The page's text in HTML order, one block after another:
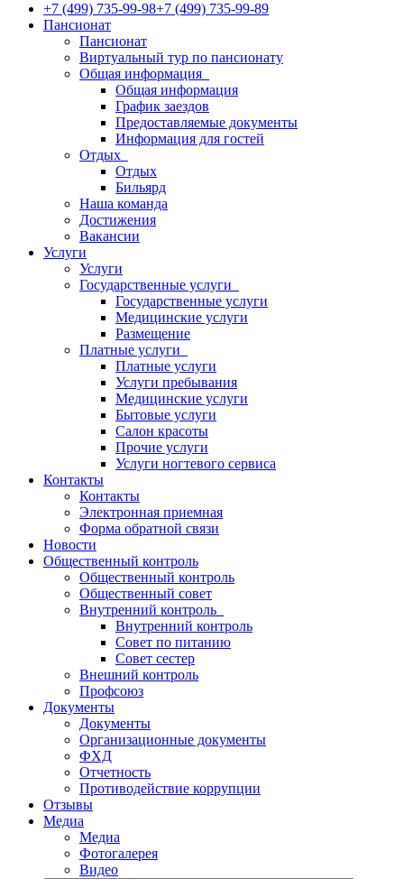
+7 (499) 735-99-98+7 (499) 735-99-89
Пансионат
Пансионат
Виртуальный тур по пансионату
Общая информация
Общая информация
График заездов
Предоставляемые документы
Информация для гостей
Отдых
Отдых
Бильярд
Наша команда
Достижения
Вакансии
Услуги
Услуги
Государственные услуги
Государственные услуги
Медицинские услуги
Размещение
Платные услуги
Платные услуги
Услуги пребывания
Медицинские услуги
Бытовые услуги
Салон красоты
Прочие услуги
Услуги ногтевого сервиса
Контакты
Контакты
Электронная приемная
Форма обратной связи
Новости
Общественный контроль
Общественный контроль
Общественный совет
Внутренний контроль
Внутренний контроль
Совет по питанию
Совет сестер
Внешний контроль
Профсоюз
Документы
Документы
Организационные документы
ФХД
Отчетность
Противодействие коррупции
Отзывы
Медиа
Медиа
Фотогалерея
Видео